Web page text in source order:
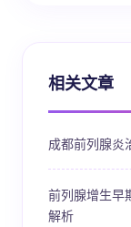
相关文章
成都前列腺炎
前列腺增生早
解析